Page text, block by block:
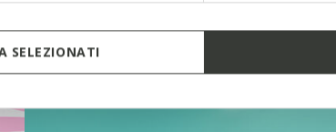
SELEZIONATI